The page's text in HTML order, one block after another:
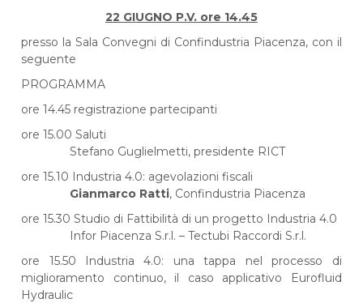
22 GIUGNO P.V. ore 14.45
presso la Sala Convegni di Confindustria Piacenza, con il
seguente
PROGRAMMA
ore 14.45 registrazione partecipanti
ore 15.00 Saluti
Stefano Guglielmetti, presidente RICT
ore 15.10 Industria 4.0: agevolazioni fiscali
Gianmarco Ratti, Confindustria Piacenza
ore 15.30 Studio di Fattibilità di un progetto Industria 4.0
Infor Piacenza S.r.l. – Tectubi Raccordi S.r.l.
ore 15.50 Industria 4.0: una tappa nel processo di
miglioramento continuo, il caso applicativo Eurofluid
Hydraulic